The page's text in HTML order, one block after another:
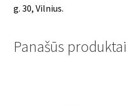
g. 30, Vilnius.
Panašūs produktai